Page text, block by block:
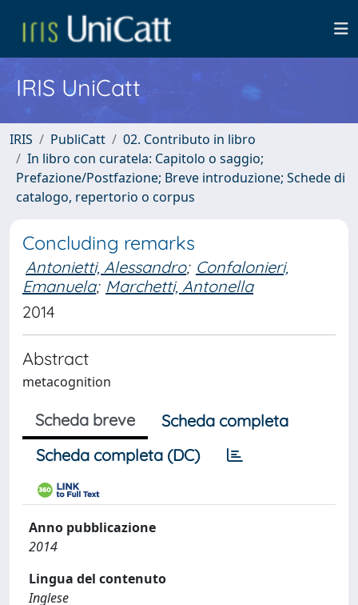
IRIS UniCatt
IRIS PubliCatt
02. Contributo in libro
In libro con curatela: Capitolo o saggio;
Prefazione/Postfazione; Breve introduzione; Schede di
catalogo, repertorio o corpus
Concluding remarks
Antonietti, Alessandro; Confalonieri,
Emanuela; Marchetti, Antonella
2014
Abstract
metacognition
Scheda breve
Scheda completa
Scheda completa (DC)
Anno pubblicazione
2014
Lingua del contenuto
Inglese